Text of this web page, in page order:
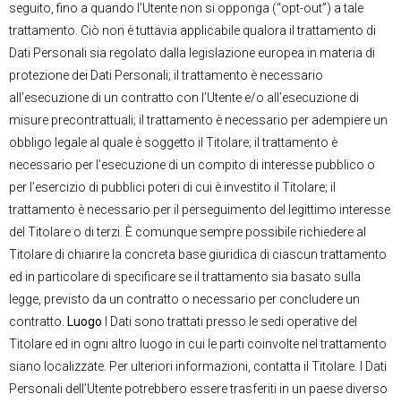
seguito, fino a quando l’Utente non si opponga (“opt-out”) a tale
trattamento. Ciò non è tuttavia applicabile qualora il trattamento di
Dati Personali sia regolato dalla legislazione europea in materia di
protezione dei Dati Personali; il trattamento è necessario
all’esecuzione di un contratto con l’Utente e/o all’esecuzione di
misure precontrattuali; il trattamento è necessario per adempiere un
obbligo legale al quale è soggetto il Titolare; il trattamento è
necessario per l’esecuzione di un compito di interesse pubblico o
per l’esercizio di pubblici poteri di cui è investito il Titolare; il
trattamento è necessario per il perseguimento del legittimo interesse
del Titolare o di terzi. È comunque sempre possibile richiedere al
Titolare di chiarire la concreta base giuridica di ciascun trattamento
ed in particolare di specificare se il trattamento sia basato sulla
legge, previsto da un contratto o necessario per concludere un
contratto. Luogo I Dati sono trattati presso le sedi operative del
Titolare ed in ogni altro luogo in cui le parti coinvolte nel trattamento
siano localizzate. Per ulteriori informazioni, contatta il Titolare. I Dati
Personali dell’Utente potrebbero essere trasferiti in un paese diverso